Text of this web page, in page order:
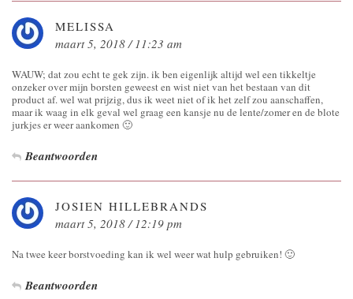
MELISSA
maart 5, 2018 / 11:23 am
WAUW; dat zou echt te gek zijn. ik ben eigenlijk altijd wel een tikkeltje
onzeker over mijn borsten geweest en wist niet van het bestaan van dit
product af. wel wat prijzig, dus ik weet niet of ik het zelf zou aanschaffen,
maar ik waag in elk geval wel graag een kansje nu de lente/zomer en de blote
jurkjes er weer aankomen 🙂
Beantwoorden
JOSIEN HILLEBRANDS
maart 5, 2018 / 12:19 pm
Na twee keer borstvoeding kan ik wel weer wat hulp gebruiken! 🙂
Beantwoorden